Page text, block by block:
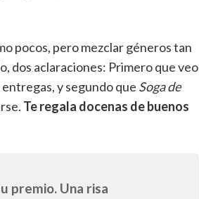
pocos, pero mezclar géneros tan
dos aclaraciones: Primero que veo
y segundo que Soga de
Te regala docenas de buenos
premio. Una risa